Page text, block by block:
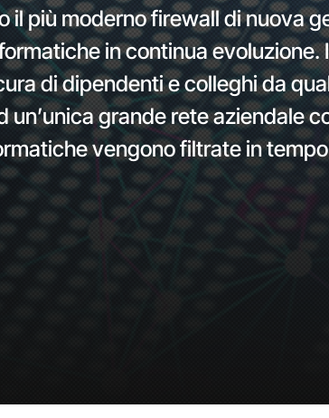
più moderno firewall di nuova
in continua evoluzione.
di dipendenti e colleghi da
grande rete aziendale
vengono filtrate in